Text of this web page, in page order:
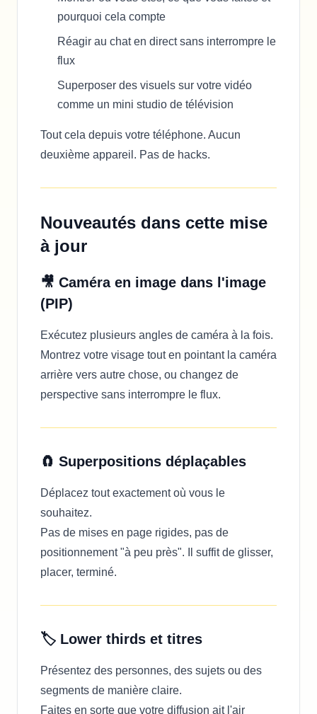
pourquoi cela compte
Réagir au chat en direct sans interrompre le
flux
Superposer des visuels sur votre vidéo
comme un mini studio de télévision
Tout cela depuis votre téléphone. Aucun
deuxième appareil. Pas de hacks.
Nouveautés dans cette mise
à jour
🎥 Caméra en image dans l'image
(PIP)
Exécutez plusieurs angles de caméra à la fois.
Montrez votre visage tout en pointant la caméra
arrière vers autre chose, ou changez de
perspective sans interrompre le flux.
🧲 Superpositions déplaçables
Déplacez tout exactement où vous le
souhaitez.
Pas de mises en page rigides, pas de
positionnement "à peu près". Il suffit de glisser,
placer, terminé.
🏷️ Lower thirds et titres
Présentez des personnes, des sujets ou des
segments de manière claire.
Faites en sorte que votre diffusion ait l'air